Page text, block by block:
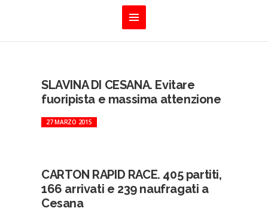
SLAVINA DI CESANA. Evitare
fuoripista e massima attenzione
27 MARZO 2015
CARTON RAPID RACE. 405 partiti,
166 arrivati e 239 naufragati a
Cesana